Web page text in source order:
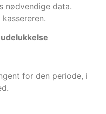
nødvendige data.
for den periode, i